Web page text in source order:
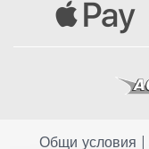
Общи условия